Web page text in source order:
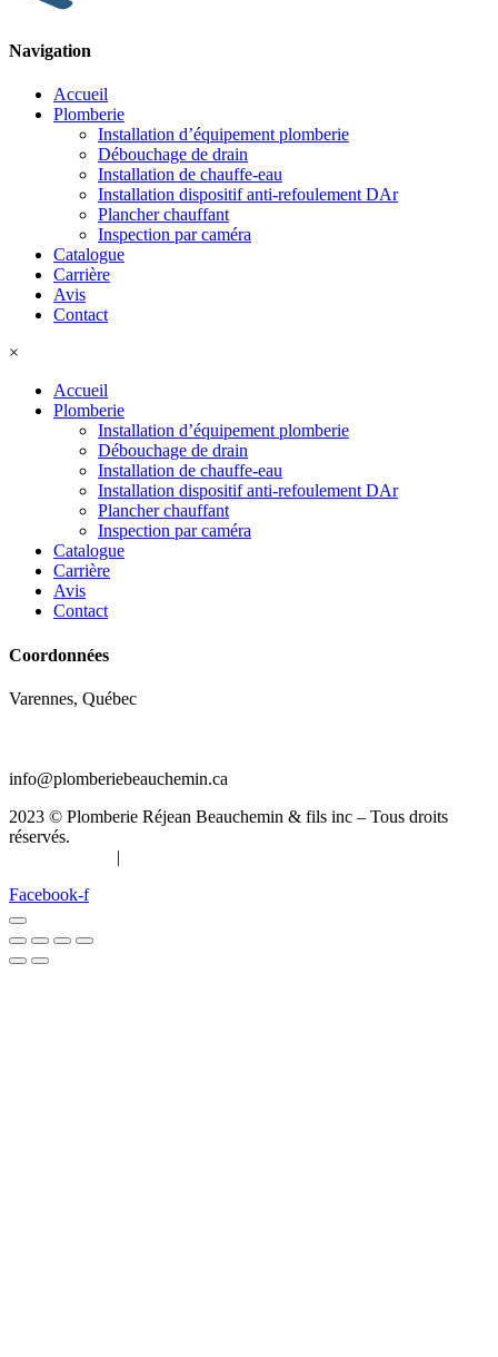
Navigation
Accueil
Plomberie
Installation d’équipement plomberie
Débouchage de drain
Installation de chauffe-eau
Installation dispositif anti-refoulement DAr
Plancher chauffant
Inspection par caméra
Catalogue
Carrière
Avis
Contact
×
Accueil
Plomberie
Installation d’équipement plomberie
Débouchage de drain
Installation de chauffe-eau
Installation dispositif anti-refoulement DAr
Plancher chauffant
Inspection par caméra
Catalogue
Carrière
Avis
Contact
Coordonnées
Varennes, Québec
info@plomberiebeauchemin.ca
2023 © Plomberie Réjean Beauchemin & fils inc – Tous droits
réservés.
|
Facebook-f